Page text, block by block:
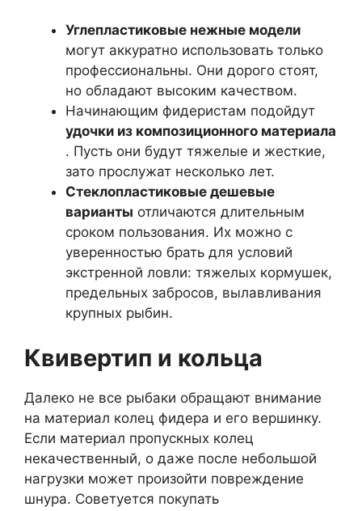
Углепластиковые нежные модели
могут аккуратно использовать только
профессиональны. Они дорого стоят,
но обладают высоким качеством.
Начинающим фидеристам подойдут
удочки из композиционного материала
. Пусть они будут тяжелые и жесткие,
зато прослужат несколько лет.
Стеклопластиковые дешевые
варианты отличаются длительным
сроком пользования. Их можно с
уверенностью брать для условий
экстренной ловли: тяжелых кормушек,
предельных забросов, вылавливания
крупных рыбин.
Квивертип и кольца
Далеко не все рыбаки обращают внимание
на материал колец фидера и его вершинку.
Если материал пропускных колец
некачественный, о даже после небольшой
нагрузки может произойти повреждение
шнура. Советуется покупать